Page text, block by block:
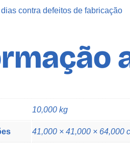
contra defeitos de fabricação
10,000 kg
41,000 × 41,000 × 64,000